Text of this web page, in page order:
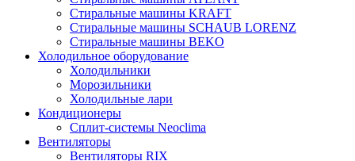
Стиральные машины KRAFT
Стиральные машины SCHAUB LORENZ
Стиральные машины BEKO
Холодильное оборудование
Холодильники
Морозильники
Холодильные лари
Кондиционеры
Сплит-системы Neoclima
Вентиляторы
Вентиляторы RIX